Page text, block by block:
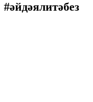
#әйдәялитәбез